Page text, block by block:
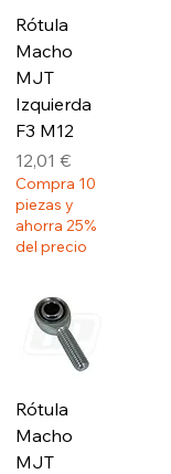
Rótula
Macho
MJT
Izquierda
F3 M12
Precio
12,01 €
Compra 10
piezas y
ahorra 25%
del precio
Rótula
Macho
MJT